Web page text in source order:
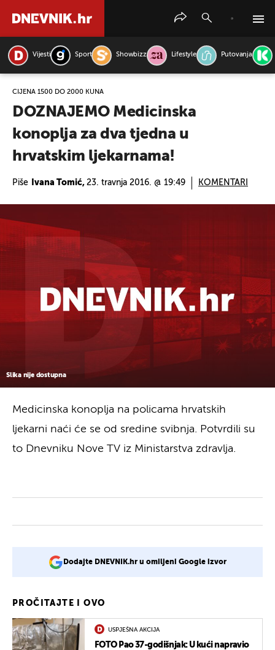
Vijesti Sport Showbizz Lifestyle Putovanja
CIJENA 1500 DO 2000 KUNA
DOZNAJEMO Medicinska
konoplja za dva tjedna u
hrvatskim ljekarnama!
Piše Ivana Tomić, 23. travnja 2016. @ 19:49 KOMENTARI
Slika nije dostupna
Medicinska konoplja na policama hrvatskih
ljekarni naći će se od sredine svibnja. Potvrdili su
to Dnevniku Nove TV iz Ministarstva zdravlja.
Dodajte DNEVNIK.hr u omiljeni Google izvor
PROČITAJTE I OVO
USPJEŠNA AKCIJA
FOTO Pao 37-godišnjak: U kući napravio
PRETRAŽITE VIJESTI